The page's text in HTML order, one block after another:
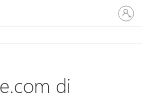
Masuk
ke
akun
di